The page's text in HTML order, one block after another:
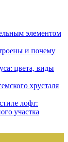
элементом
и почему
цвета, виды
хрусталя
лофт:
участка